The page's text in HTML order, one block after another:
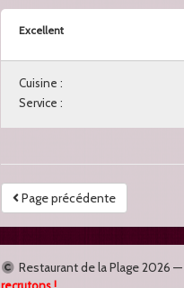
Excellent
Cuisine :
Service :
Page précédente
Restaurant de la Plage2026 —